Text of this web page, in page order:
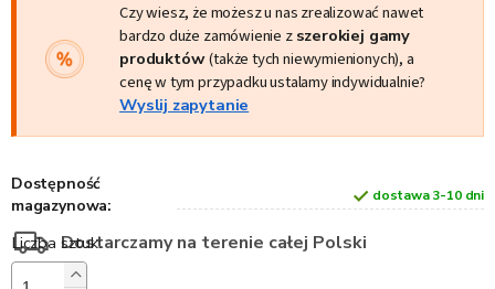
Czy wiesz, że możesz u nas zrealizować nawet
bardzo duże zamówienie z szerokiej gamy
produktów(także tych niewymienionych), a
cenę w tym przypadku ustalamy indywidualnie?
Wyslij zapytanie
Dostępność
magazynowa:
dostawa 3-10 dni
Dostarczamy na terenie całej Polski